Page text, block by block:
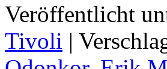
Veröffentlicht
Tivoli |